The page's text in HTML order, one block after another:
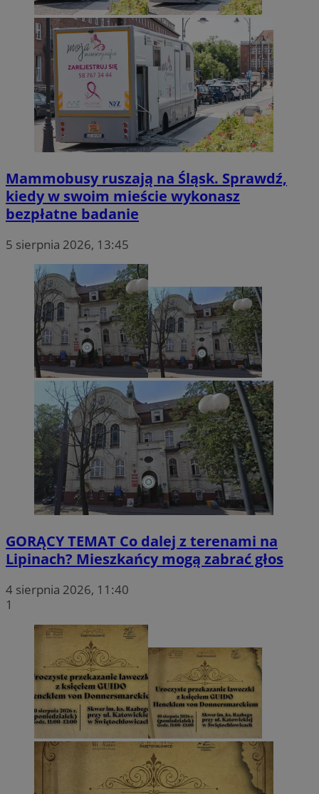
Mammobusy ruszają na Śląsk. Sprawdź,
kiedy w swoim mieście wykonasz
bezpłatne badanie
5 sierpnia 2026, 13:45
GORĄCY TEMAT Co dalej z terenami na
Lipinach? Mieszkańcy mogą zabrać głos
4 sierpnia 2026, 11:40
1